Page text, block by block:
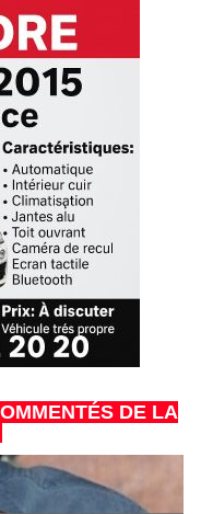
DE LA